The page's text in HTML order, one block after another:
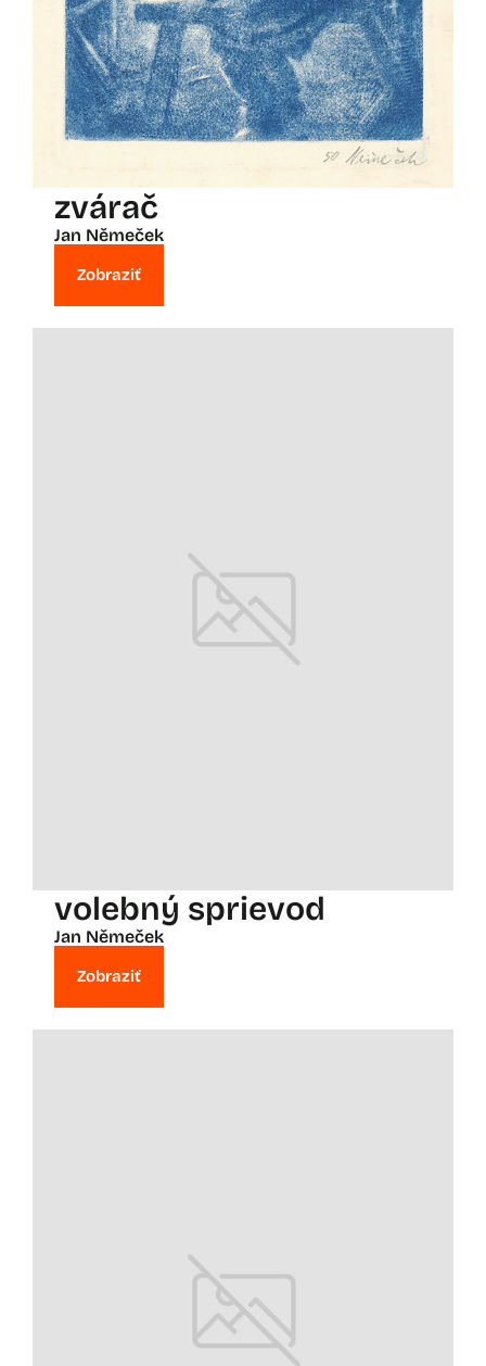
zvárač
Jan Němeček
Zobraziť
volebný sprievod
Jan Němeček
Zobraziť